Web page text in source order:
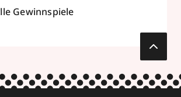
Gewinnspiele